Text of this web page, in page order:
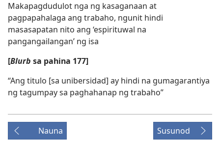
Makapagdudulot nga ng kasaganaan at
pagpapahalaga ang trabaho, ngunit hindi
masasapatan nito ang ‘espirituwal na
pangangailangan’ ng isa
[Blurb sa pahina 177]
“Ang titulo [sa unibersidad] ay hindi na gumagarantiya
ng tagumpay sa paghahanap ng trabaho”
Nauna Susunod